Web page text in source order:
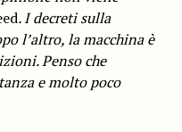
. I decreti sulla
l’altro, la macchina è
Penso che
e molto poco